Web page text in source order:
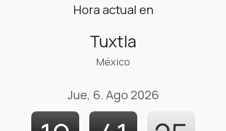
Hora actual en
Tuxtla
México
Jue, 6. Ago 2026